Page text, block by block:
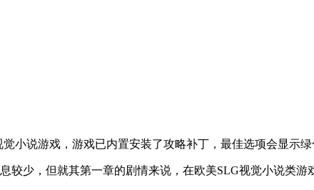
觉小说游戏，游戏已内置安装了攻略补丁，最佳选项会显示
较少，但就其第一章的剧情来说，在欧美SLG视觉小说类游